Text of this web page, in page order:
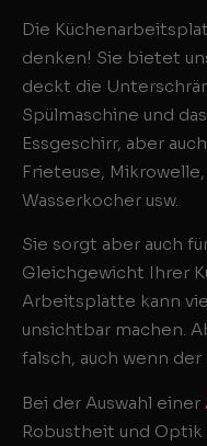
Die
denken! Sie bietet
deckt die
Spülmaschine und
Essgeschirr, aber
Frieteuse,
Wasserkocher usw.
Sie sorgt aber auch
Gleichgewicht Ihrer
Arbeitsplatte kann
unsichtbar machen.
falsch, auch wenn
Bei der Auswahl einer
Robustheit und